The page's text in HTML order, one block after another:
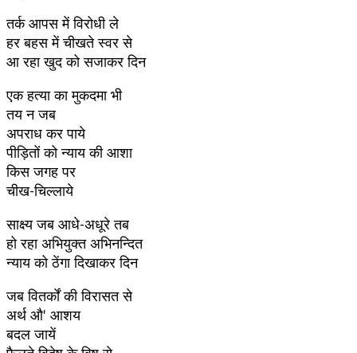
तर्क आपस में विरोधी ले
हर बहस में चीखते स्वर से
आ रहा खुद को सजाकर दिन
एक हत्या का मुकदमा भी
तय न जब
अपराध कर पाये
पीड़ितों को न्याय की आशा
किस जगह पर
चीख-चिल्लाये
साक्ष्य जब आधे-अधूरे तब
हो रहा अभियुक्त अभिनन्दित
न्याय को ठेंगा दिखाकर दिन
जब वितर्कों की विरासत से
अर्थ औ' आशय
बदल जायें